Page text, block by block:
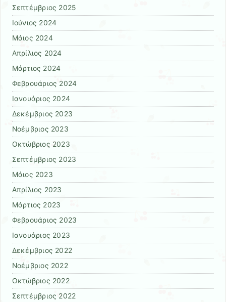
Σεπτέμβριος 2025
Ιούνιος 2024
Μάιος 2024
Απρίλιος 2024
Μάρτιος 2024
Φεβρουάριος 2024
Ιανουάριος 2024
Δεκέμβριος 2023
Νοέμβριος 2023
Οκτώβριος 2023
Σεπτέμβριος 2023
Μάιος 2023
Απρίλιος 2023
Μάρτιος 2023
Φεβρουάριος 2023
Ιανουάριος 2023
Δεκέμβριος 2022
Νοέμβριος 2022
Οκτώβριος 2022
Σεπτέμβριος 2022